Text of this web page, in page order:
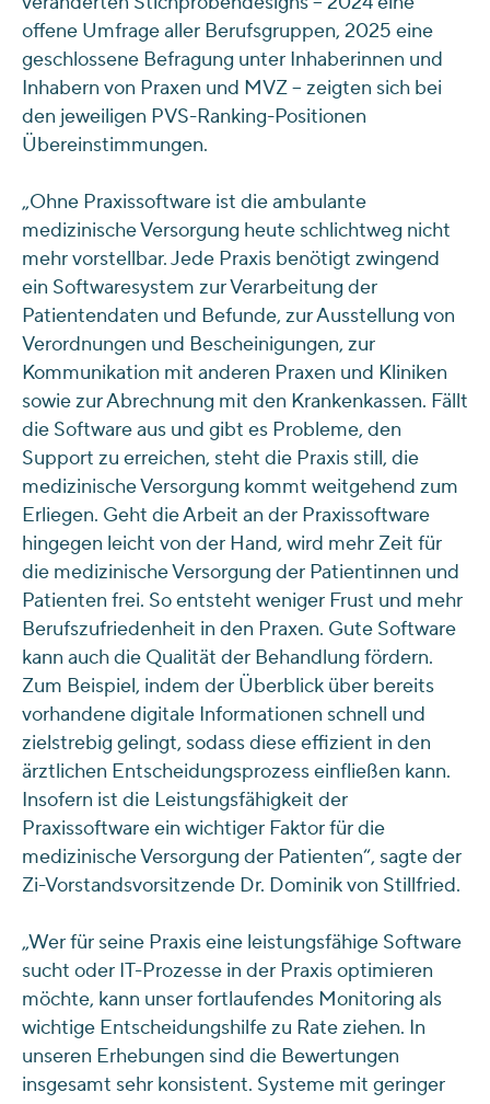
offene Umfrage aller Berufsgruppen, 2025 eine
geschlossene Befragung unter Inhaberinnen und
Inhabern von Praxen und MVZ – zeigten sich bei
den jeweiligen PVS-Ranking-Positionen
Übereinstimmungen.
„Ohne Praxissoftware ist die ambulante
medizinische Versorgung heute schlichtweg nicht
mehr vorstellbar. Jede Praxis benötigt zwingend
ein Softwaresystem zur Verarbeitung der
Patientendaten und Befunde, zur Ausstellung von
Verordnungen und Bescheinigungen, zur
Kommunikation mit anderen Praxen und Kliniken
sowie zur Abrechnung mit den Krankenkassen. Fällt
die Software aus und gibt es Probleme, den
Support zu erreichen, steht die Praxis still, die
medizinische Versorgung kommt weitgehend zum
Erliegen. Geht die Arbeit an der Praxissoftware
hingegen leicht von der Hand, wird mehr Zeit für
die medizinische Versorgung der Patientinnen und
Patienten frei. So entsteht weniger Frust und mehr
Berufszufriedenheit in den Praxen. Gute Software
kann auch die Qualität der Behandlung fördern.
Zum Beispiel, indem der Überblick über bereits
vorhandene digitale Informationen schnell und
zielstrebig gelingt, sodass diese effizient in den
ärztlichen Entscheidungsprozess einfließen kann.
Insofern ist die Leistungsfähigkeit der
Praxissoftware ein wichtiger Faktor für die
medizinische Versorgung der Patienten“, sagte der
Zi-Vorstandsvorsitzende Dr. Dominik von Stillfried.
„Wer für seine Praxis eine leistungsfähige Software
sucht oder IT-Prozesse in der Praxis optimieren
möchte, kann unser fortlaufendes Monitoring als
wichtige Entscheidungshilfe zu Rate ziehen. In
unseren Erhebungen sind die Bewertungen
insgesamt sehr konsistent. Systeme mit geringer